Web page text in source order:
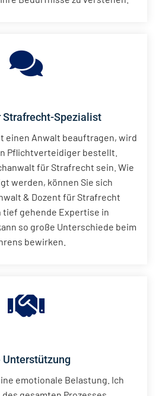
Strafrecht-Spezialist
einen Anwalt beauftragen, wird
Pflichtverteidiger bestellt.
für Strafrecht sein. Wie
werden, können Sie sich
& Dozent für Strafrecht
tief gehende Expertise in
so große Unterschiede beim
bewirken.
Unterstützung
emotionale Belastung. Ich